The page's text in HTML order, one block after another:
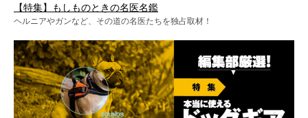
【特集】もしものときの名医名鑑
ヘルニアやガンなど、その道の名医たちを独占取材！